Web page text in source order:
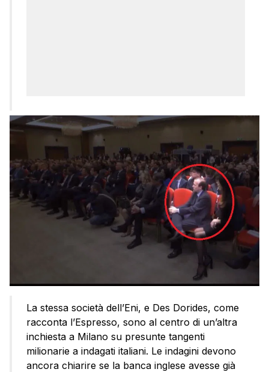
La stessa società dell’Eni, e Des Dorides, come
racconta l’Espresso, sono al centro di un’altra
inchiesta a Milano su presunte tangenti
milionarie a indagati italiani. Le indagini devono
ancora chiarire se la banca inglese avesse già